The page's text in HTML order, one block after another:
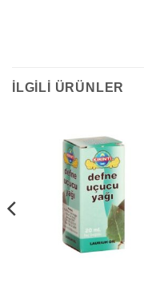
İLGILI ÜRÜNLER